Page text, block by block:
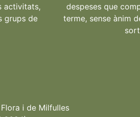
activitats,
grups de
despeses que
terme, sense ànim
i de Milfulles